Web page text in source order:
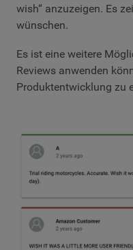
wish“ anzuzeigen. Es
wünschen.
Es ist eine weitere
Reviews anwenden
Produktentwicklung zu